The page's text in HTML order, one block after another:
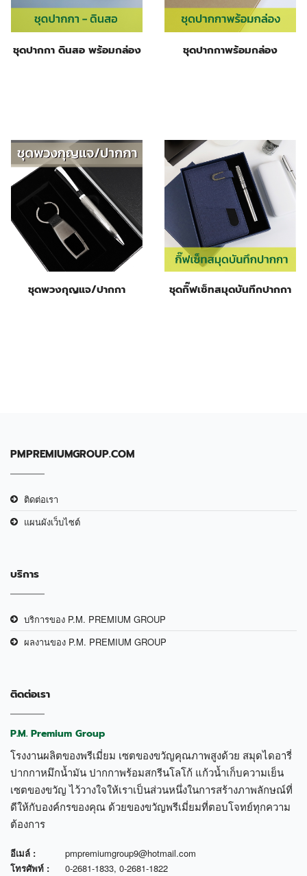
ชุดปากกา ดินสอ พร้อมกล่อง ชุดปากกาพร้อมกล่อง
ชุดพวงกุญแจ/ปากกา ชุดกิ๊ฟเซ็ทสมุดบันทึกปากกา
PMPREMIUMGROUP.COM
ติดต่อเรา
แผนผังเว็บไซต์
บริการ
บริการของ P.M. PREMIUM GROUP
ผลงานของ P.M. PREMIUM GROUP
ติดต่อเรา
P.M. Premium Group
โรงงานผลิตของพรีเมี่ยม เซตของขวัญคุณภาพสูงด้วย สมุดไดอารี่
ปากกาหมึกน้ำมัน ปากกาพร้อมสกรีนโลโก้ แก้วน้ำเก็บความเย็น
เซตของขวัญ ไว้วางใจให้เราเป็นส่วนหนึ่งในการสร้างภาพลักษณ์ที่
ดีให้กับองค์กรของคุณ ด้วยของขวัญพรีเมี่ยมที่ตอบโจทย์ทุกความ
ต้องการ
อีเมล์ :
pmpremiumgroup9@hotmail.com
โทรศัพท์ :
0-2681-1833, 0-2681-1822